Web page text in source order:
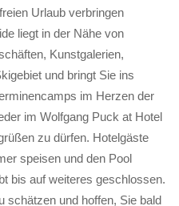
Urlaub verbringen
liegt in der Nähe von
Kunstgalerien,
und bringt Sie ins
im Herzen der
im Wolfgang Puck at Hotel
zu dürfen. Hotelgäste
speisen und den Pool
bis auf weiteres geschlossen.
schätzen und hoffen, Sie bald